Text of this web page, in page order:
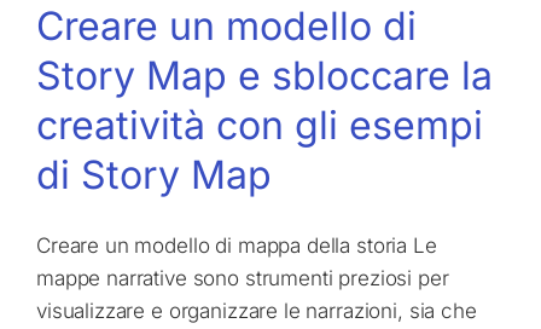
Creare un modello di
Story Map e sbloccare la
creatività con gli esempi
di Story Map
Creare un modello di mappa della storia Le
mappe narrative sono strumenti preziosi per
visualizzare e organizzare le narrazioni, sia che